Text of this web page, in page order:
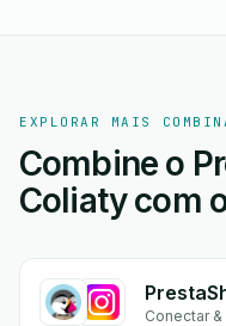
EXPLORAR MAIS
Combine o
Coliaty com
Conectar